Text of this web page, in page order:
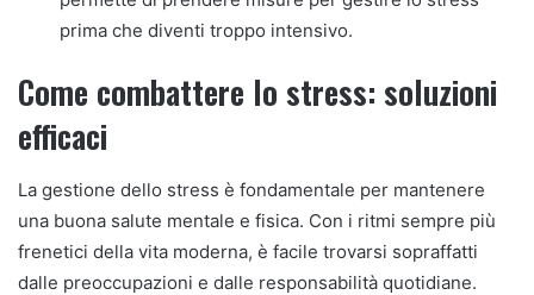
prima che diventi troppo intensivo.
Come combattere lo stress: soluzioni
efficaci
La gestione dello stress è fondamentale per mantenere
una buona salute mentale e fisica. Con i ritmi sempre più
frenetici della vita moderna, è facile trovarsi sopraffatti
dalle preoccupazioni e dalle responsabilità quotidiane.